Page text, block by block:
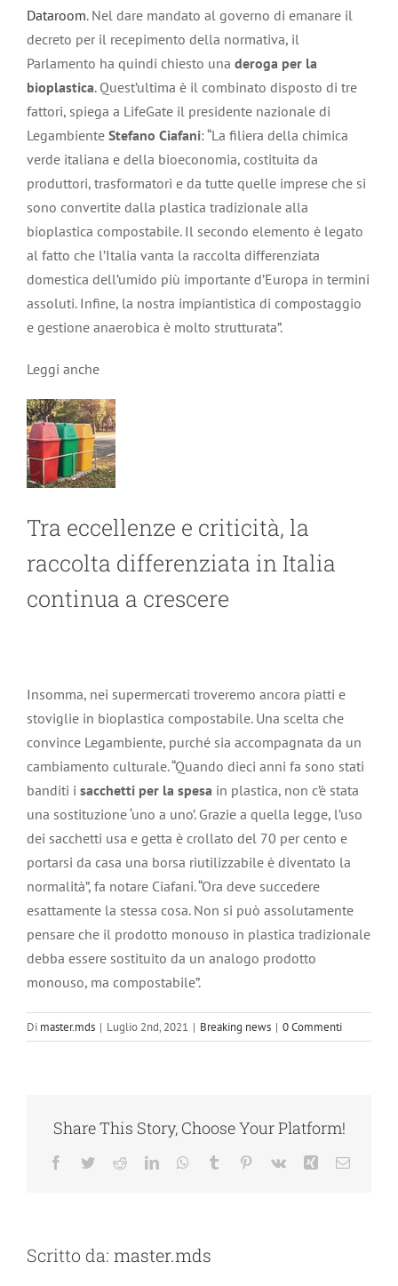
Dataroom. Nel dare mandato al governo di emanare il
decreto per il recepimento della normativa, il
Parlamento ha quindi chiesto una deroga per la
bioplastica. Quest’ultima è il combinato disposto di tre
fattori, spiega a LifeGate il presidente nazionale di
Legambiente Stefano Ciafani: “La filiera della chimica
verde italiana e della bioeconomia, costituita da
produttori, trasformatori e da tutte quelle imprese che si
sono convertite dalla plastica tradizionale alla
bioplastica compostabile. Il secondo elemento è legato
al fatto che l’Italia vanta la raccolta differenziata
domestica dell’umido più importante d’Europa in termini
assoluti. Infine, la nostra impiantistica di compostaggio
e gestione anaerobica è molto strutturata”.
Leggi anche
Tra eccellenze e criticità, la
raccolta differenziata in Italia
continua a crescere
Insomma, nei supermercati troveremo ancora piatti e
stoviglie in bioplastica compostabile. Una scelta che
convince Legambiente, purché sia accompagnata da un
cambiamento culturale. “Quando dieci anni fa sono stati
banditi i sacchetti per la spesa in plastica, non c’è stata
una sostituzione ‘uno a uno’. Grazie a quella legge, l’uso
dei sacchetti usa e getta è crollato del 70 per cento e
portarsi da casa una borsa riutilizzabile è diventato la
normalità”, fa notare Ciafani. “Ora deve succedere
esattamente la stessa cosa. Non si può assolutamente
pensare che il prodotto monouso in plastica tradizionale
debba essere sostituito da un analogo prodotto
monouso, ma compostabile”.
Di master.mds | Luglio 2nd, 2021 | Breaking news | 0 Commenti
Share This Story, Choose Your Platform!
Facebook
TwitterRedditLinkedInWhatsApp
Tumblr Pinterest
Vk Xing Email
Scritto da: master.mds